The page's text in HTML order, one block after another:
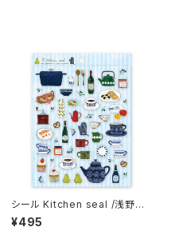
シール Kitchen seal /浅野み
どり
¥495